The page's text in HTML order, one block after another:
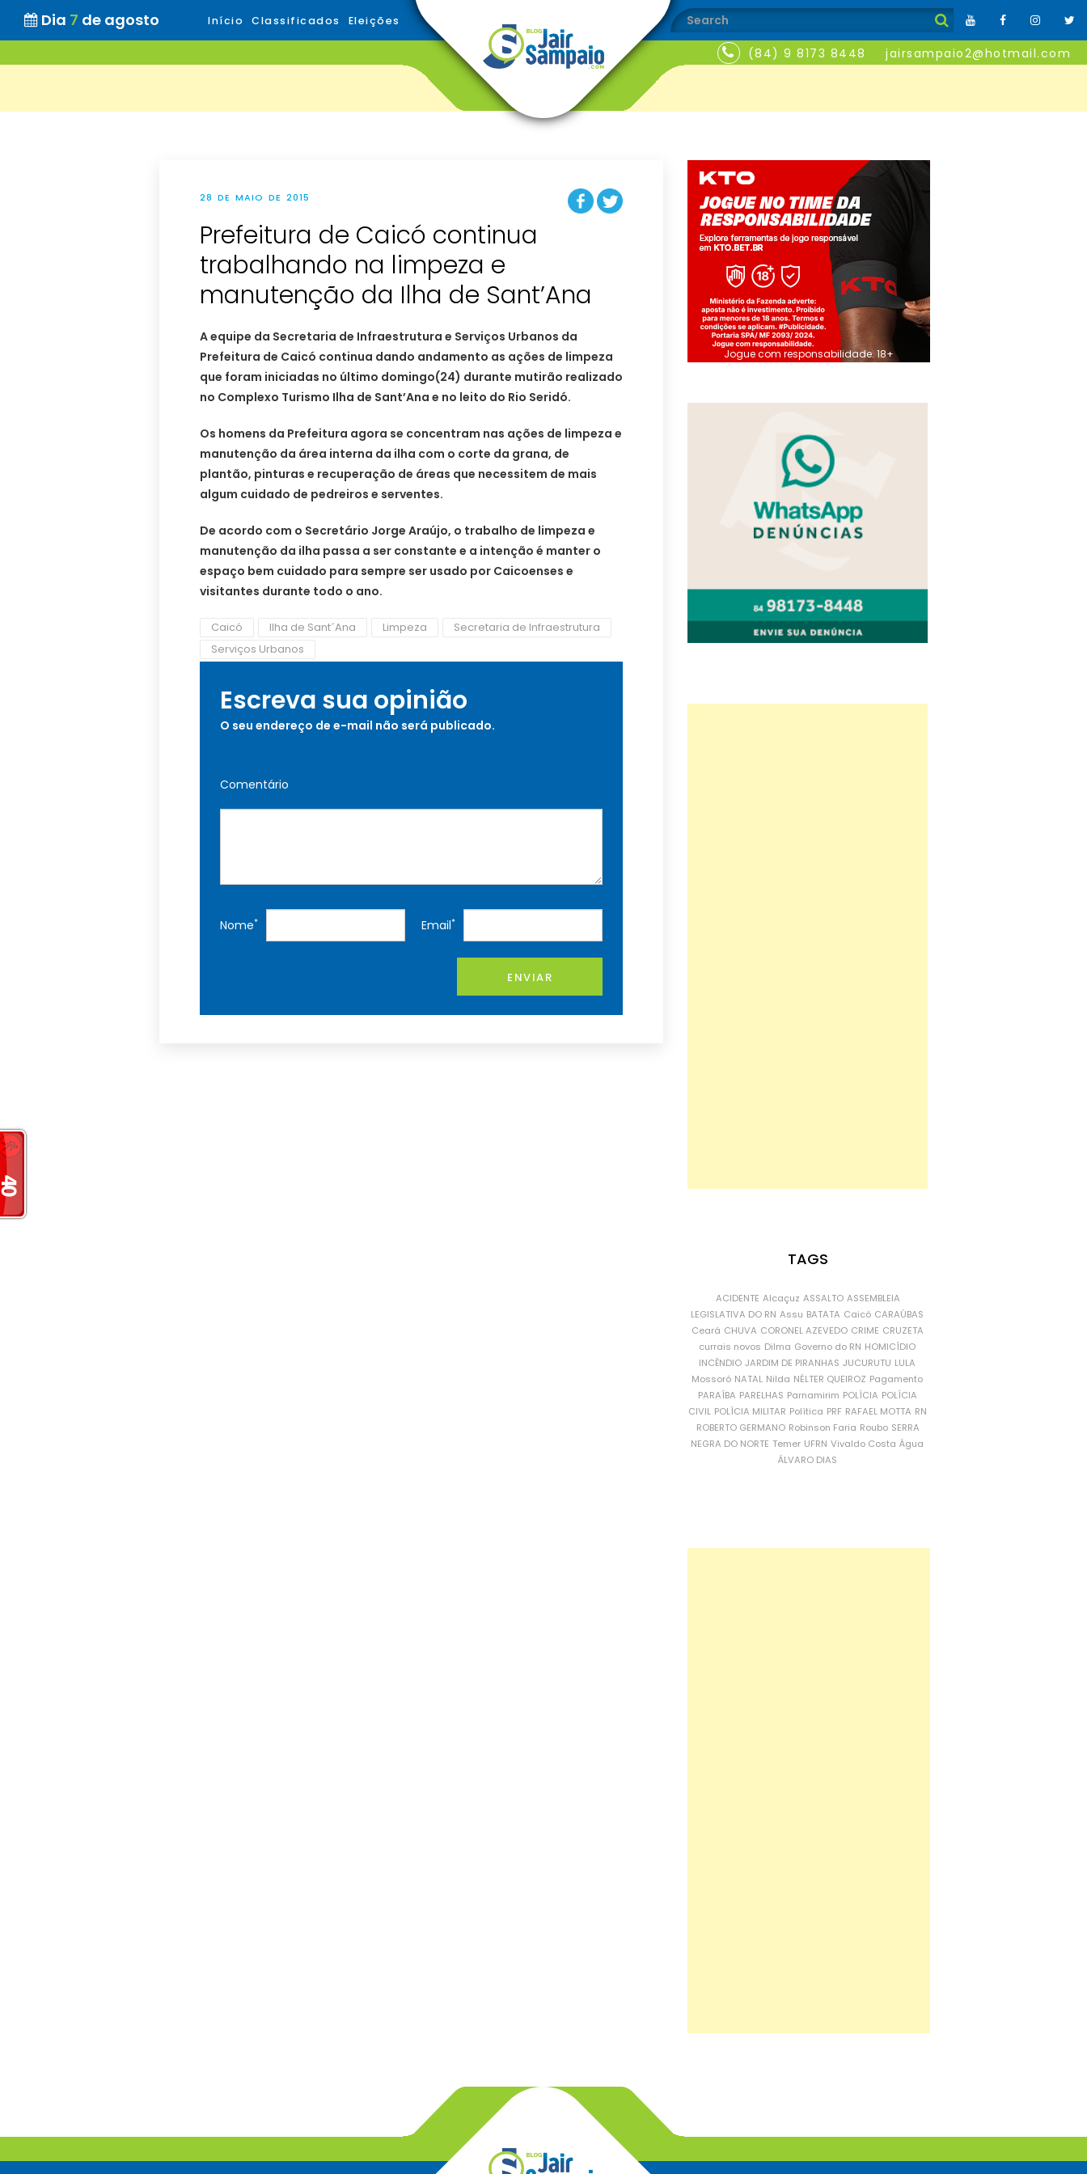
Dia 7 de agosto Início Classificados Eleições
(84) 9 8173 8448 jairsampaio2@hotmail.com
28 DE MAIO DE 2015
Prefeitura de Caicó continua
trabalhando na limpeza e
manutenção da Ilha de Sant’Ana
A equipe da Secretaria de Infraestrutura e Serviços Urbanos da
Prefeitura de Caicó continua dando andamento as ações de limpeza
que foram iniciadas no último domingo(24) durante mutirão realizado
no Complexo Turismo Ilha de Sant’Ana e no leito do Rio Seridó.
Os homens da Prefeitura agora se concentram nas ações de limpeza e
manutenção da área interna da ilha com o corte da grana, de
plantão, pinturas e recuperação de áreas que necessitem de mais
algum cuidado de pedreiros e serventes.
De acordo com o Secretário Jorge Araújo, o trabalho de limpeza e
manutenção da ilha passa a ser constante e a intenção é manter o
espaço bem cuidado para sempre ser usado por Caicoenses e
visitantes durante todo o ano.
Caicó Ilha de Sant´Ana Limpeza
Secretaria de Infraestrutura
Serviços Urbanos
Escreva sua opinião
O seu endereço de e-mail não será publicado.
Comentário
Nome* Email*
ENVIAR
Jogue com responsabilidade. 18+
TAGS
ACIDENTE Alcaçuz ASSALTO ASSEMBLEIA
LEGISLATIVA DO RN Assu BATATA Caicó CARAÚBAS
Ceará CHUVA CORONEL AZEVEDO CRIME CRUZETA
currais novos Dilma Governo do RN HOMICÍDIO
INCÊNDIO JARDIM DE PIRANHAS JUCURUTU LULA
Mossoró NATAL Nilda NÉLTER QUEIROZ Pagamento
PARAÍBA PARELHAS Parnamirim POLÍCIA POLÍCIA
CIVIL POLÍCIA MILITAR Política PRF RAFAEL MOTTA RN
ROBERTO GERMANO Robinson Faria Roubo SERRA
NEGRA DO NORTE Temer UFRN Vivaldo Costa Água
ÁLVARO DIAS